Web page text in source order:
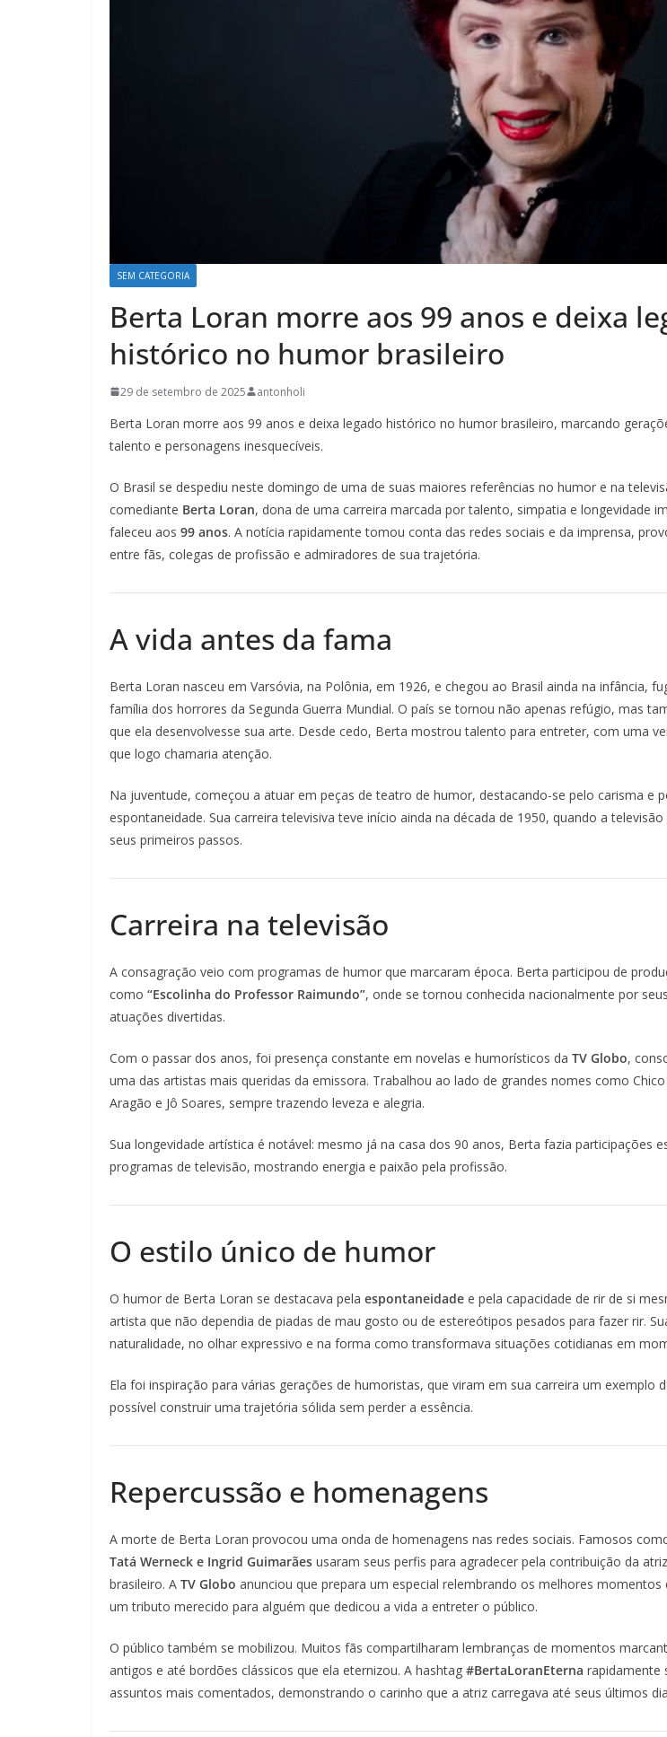
SEM CATEGORIA
Berta Loran morre aos 99 anos e deixa
histórico no humor brasileiro
29 de setembro de 2025 antonholi
Berta Loran morre aos 99 anos e deixa legado histórico no humor brasileiro, marcando
talento e personagens inesquecíveis.
O Brasil se despediu neste domingo de uma de suas maiores referências no humor e na
comediante Berta Loran, dona de uma carreira marcada por talento, simpatia e longevidade
faleceu aos 99 anos. A notícia rapidamente tomou conta das redes sociais e da imprensa,
entre fãs, colegas de profissão e admiradores de sua trajetória.
A vida antes da fama
Berta Loran nasceu em Varsóvia, na Polônia, em 1926, e chegou ao Brasil ainda na infância,
família dos horrores da Segunda Guerra Mundial. O país se tornou não apenas refúgio, mas
que ela desenvolvesse sua arte. Desde cedo, Berta mostrou talento para entreter, com uma
que logo chamaria atenção.
Na juventude, começou a atuar em peças de teatro de humor, destacando-se pelo carisma e
espontaneidade. Sua carreira televisiva teve início ainda na década de 1950, quando a televisão
seus primeiros passos.
Carreira na televisão
A consagração veio com programas de humor que marcaram época. Berta participou de
como “Escolinha do Professor Raimundo”, onde se tornou conhecida nacionalmente por
atuações divertidas.
Com o passar dos anos, foi presença constante em novelas e humorísticos da TV Globo,
uma das artistas mais queridas da emissora. Trabalhou ao lado de grandes nomes como
Aragão e Jô Soares, sempre trazendo leveza e alegria.
Sua longevidade artística é notável: mesmo já na casa dos 90 anos, Berta fazia participações
programas de televisão, mostrando energia e paixão pela profissão.
O estilo único de humor
O humor de Berta Loran se destacava pela espontaneidade e pela capacidade de rir de si
artista que não dependia de piadas de mau gosto ou de estereótipos pesados para fazer rir.
naturalidade, no olhar expressivo e na forma como transformava situações cotidianas em
Ela foi inspiração para várias gerações de humoristas, que viram em sua carreira um exemplo
possível construir uma trajetória sólida sem perder a essência.
Repercussão e homenagens
A morte de Berta Loran provocou uma onda de homenagens nas redes sociais. Famosos
Tatá Werneck e Ingrid Guimarães usaram seus perfis para agradecer pela contribuição da
brasileiro. A TV Globo anunciou que prepara um especial relembrando os melhores momentos
um tributo merecido para alguém que dedicou a vida a entreter o público.
O público também se mobilizou. Muitos fãs compartilharam lembranças de momentos
antigos e até bordões clássicos que ela eternizou. A hashtag #BertaLoranEterna rapidamente
assuntos mais comentados, demonstrando o carinho que a atriz carregava até seus últimos